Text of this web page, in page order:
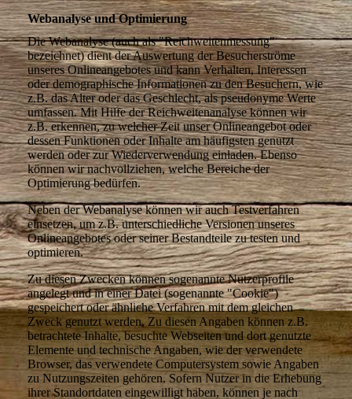
Webanalyse und Optimierung
Die Webanalyse (auch als "Reichweitenmessung"
bezeichnet) dient der Auswertung der Besucherströme
unseres Onlineangebotes und kann Verhalten, Interessen
oder demographische Informationen zu den Besuchern, wie
z.B. das Alter oder das Geschlecht, als pseudonyme Werte
umfassen. Mit Hilfe der Reichweitenanalyse können wir
z.B. erkennen, zu welcher Zeit unser Onlineangebot oder
dessen Funktionen oder Inhalte am häufigsten genutzt
werden oder zur Wiederverwendung einladen. Ebenso
können wir nachvollziehen, welche Bereiche der
Optimierung bedürfen.
Neben der Webanalyse können wir auch Testverfahren
einsetzen, um z.B. unterschiedliche Versionen unseres
Onlineangebotes oder seiner Bestandteile zu testen und
optimieren.
Zu diesen Zwecken können sogenannte Nutzerprofile
angelegt und in einer Datei (sogenannte "Cookie")
gespeichert oder ähnliche Verfahren mit dem gleichen
Zweck genutzt werden. Zu diesen Angaben können z.B.
betrachtete Inhalte, besuchte Webseiten und dort genutzte
Elemente und technische Angaben, wie der verwendete
Browser, das verwendete Computersystem sowie Angaben
zu Nutzungszeiten gehören. Sofern Nutzer in die Erhebung
ihrer Standortdaten eingewilligt haben, können je nach